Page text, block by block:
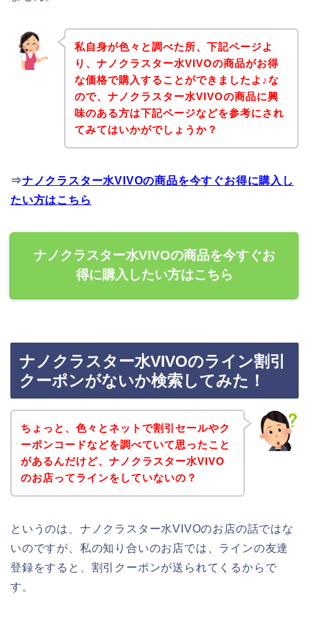
私自身が色々と調べた所、下記ページよ
り、ナノクラスター水VIVOの商品がお得
な価格で購入することができましたよ♪な
ので、ナノクラスター水VIVOの商品に興
味のある方は下記ページなどを参考にされ
てみてはいかがでしょうか？
⇒ナノクラスター水VIVOの商品を今すぐお得に購入し
たい方はこちら
ナノクラスター水VIVOの商品を今すぐお
得に購入したい方はこちら
ナノクラスター水VIVOのライン割引
クーポンがないか検索してみた！
ちょっと、色々とネットで割引セールやク
ーポンコードなどを調べていて思ったこと
があるんだけど、ナノクラスター水VIVO
のお店ってラインをしていないの？
というのは、ナノクラスター水VIVOのお店の話ではな
いのですが、私の知り合いのお店では、ラインの友達
登録をすると、割引クーポンが送られてくるからで
す。